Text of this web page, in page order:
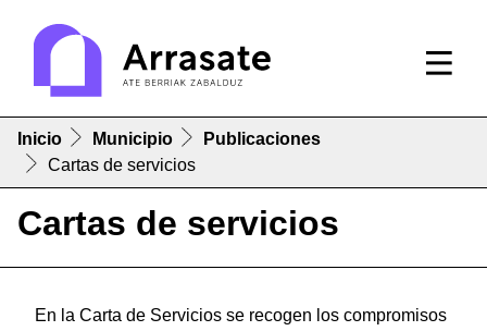
Inicio Municipio
Publicaciones
Cartas de servicios
Cartas de servicios
En la Carta de Servicios se recogen los compromisos